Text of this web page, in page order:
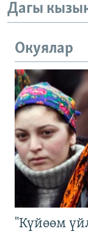
Дагы
Окуялар
"Күйөөм